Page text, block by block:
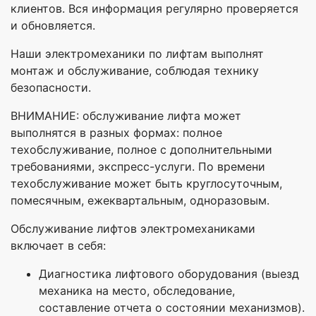
клиентов. Вся информация регулярно проверяется
и обновляется.
Наши электромеханики по лифтам выполнят
монтаж и обслуживание, соблюдая технику
безопасности.
ВНИМАНИЕ: обслуживание лифта может
выполнятся в разных формах: полное
техобслуживание, полное с дополнительными
требованиями, экспресс-услуги. По времени
техобслуживание может быть круглосуточным,
помесячным, ежеквартальным, одноразовым.
Обслуживание лифтов электромеханиками
включает в себя:
Диагностика лифтового оборудования (выезд
механика на место, обследование,
составление отчета о состоянии механизмов).